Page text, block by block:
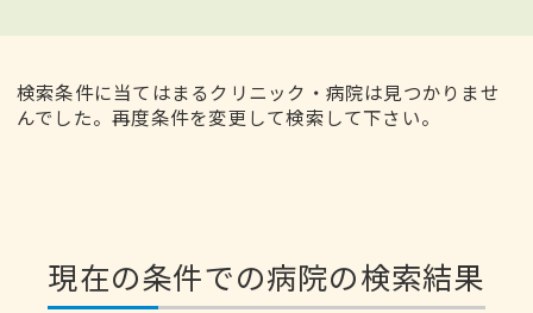
検索条件に当てはまるクリニック・病院は見つかりませ
んでした。再度条件を変更して検索して下さい。
現在の条件での病院の検索結果